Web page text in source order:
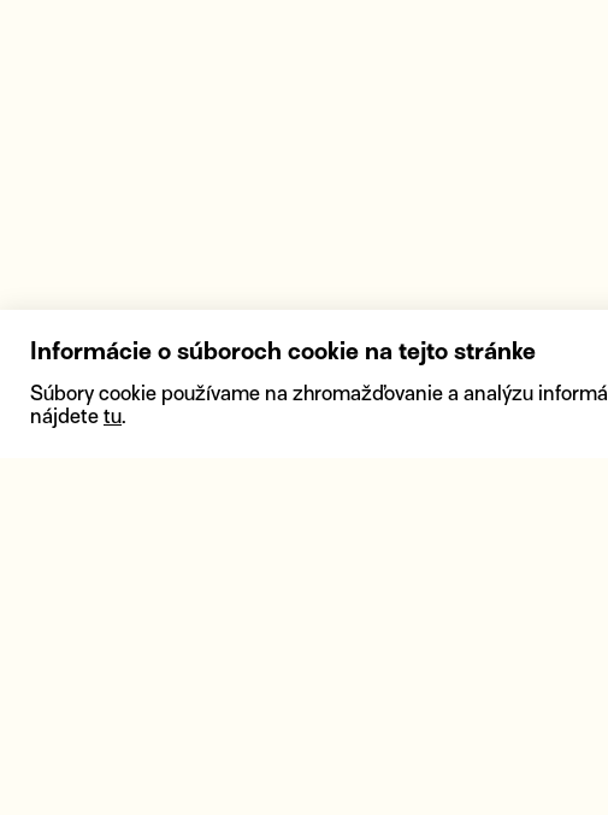
Informácie o súboroch cookie na tejto stránke
Súbory cookie používame na zhromažďovanie a analýzu
nájdete tu.